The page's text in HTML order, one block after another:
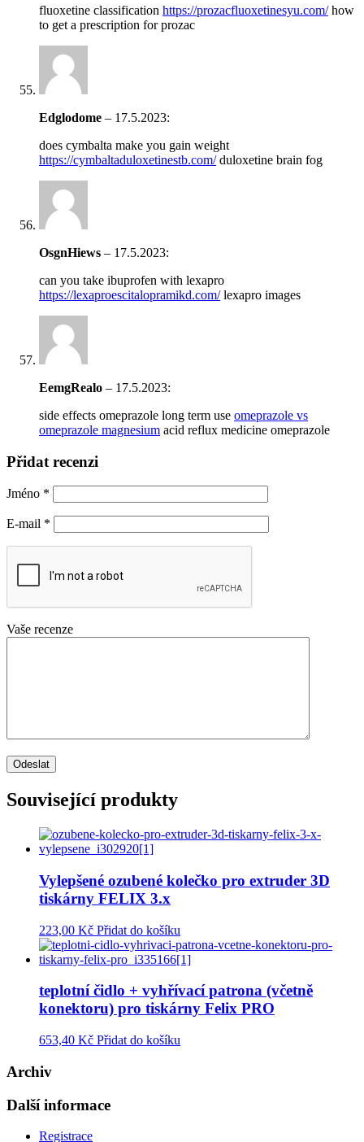
fluoxetine classification https://prozacfluoxetinesyu.com/how
to get a prescription for prozac
Edglodome – 17.5.2023:
does cymbalta make you gain weight
https://cymbaltaduloxetinestb.com/duloxetine brain fog
OsgnHiews – 17.5.2023:
can you take ibuprofen with lexapro
https://lexaproescitalopramikd.com/lexapro images
EemgRealo – 17.5.2023:
side effects omeprazole long term use omeprazole vs
omeprazole magnesium acid reflux medicine omeprazole
Přidat recenzi
Jméno *
E-mail *
Vaše recenze
Související produkty
Vylepšené ozubené kolečko pro extruder 3D
tiskárny FELIX 3.x
223,00 Kč Přidat do košíku
teplotní čidlo + vyhřívací patrona (včetně
konektoru) pro tiskárny Felix PRO
653,40 Kč Přidat do košíku
Archiv
Další informace
Registrace